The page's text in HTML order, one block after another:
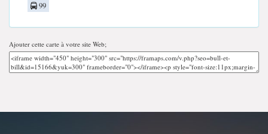
99
Ajouter cette carte à votre site Web;